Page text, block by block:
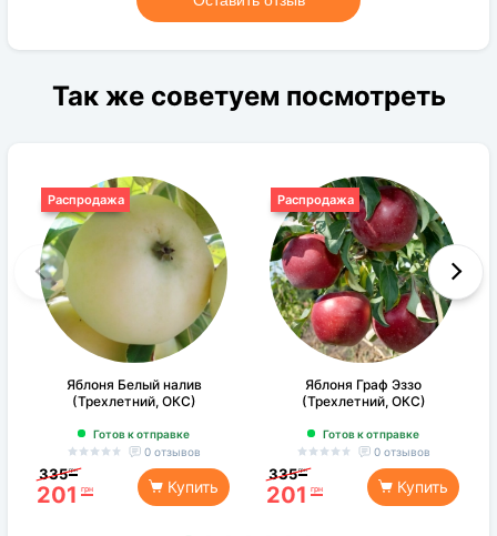
Так же советуем посмотреть
Яблоня Белый налив
(Трехлетний, ОКС)
Готов к отправке
0 отзывов
335 грн
201 грн Купить
Распродажа
Яблоня Граф Эззо
(Трехлетний, ОКС)
Готов к отправке
0 отзывов
335 грн
201 грн Купить
Распродажа